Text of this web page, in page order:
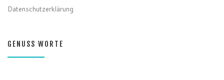
Datenschutzerklärung
GENUSS WORTE